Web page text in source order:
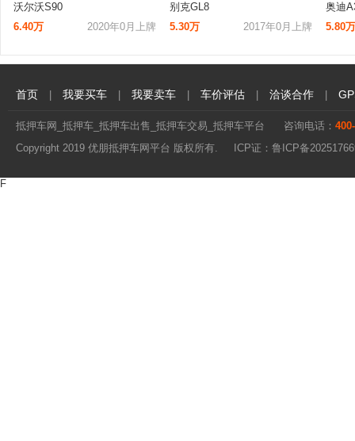
沃尔沃S90
2020年0月上牌
6.40万
别克GL8
2017年0月上牌
5.30万
奥迪
5.80万
首页 | 我要买车 | 我要卖车 | 车价评估 | 洽谈合作 |
抵押车网_抵押车_抵押车出售_抵押车交易_抵押车平台 咨询电话：
Copyright 2019 优朋抵押车网平台 版权所有. ICP证： 鲁ICP备
F